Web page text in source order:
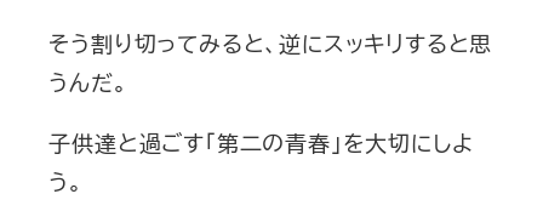
そう割り切ってみると、逆にスッキリすると思
うんだ。
子供達と過ごす「第二の青春」を大切にしよ
う。